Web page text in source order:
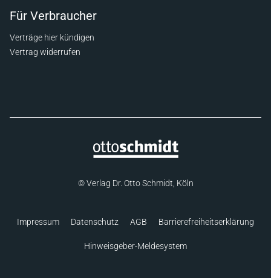
Für Verbraucher
Verträge hier kündigen
Vertrag widerrufen
© Verlag Dr. Otto Schmidt, Köln
Impressum Datenschutz AGB Barrierefreiheitserklärung
Hinweisgeber-Meldesystem